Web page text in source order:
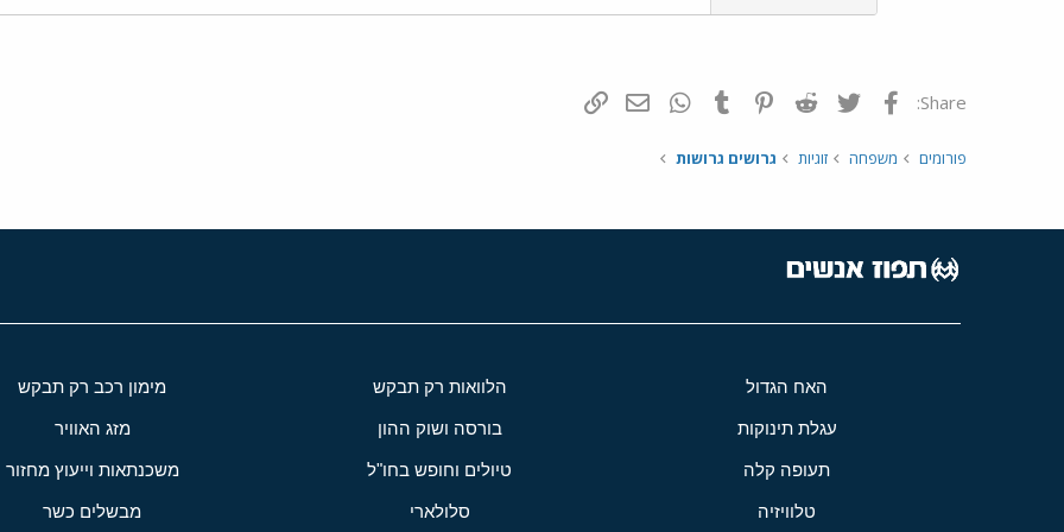
Share: פייסבוק Twitter
Reddit
Pinterest
Tumblr
WhatsAppדואר אלקטרוני
פורומים משפחה זוגיות גרושים גרושות
האח הגדול הלוואות רק תבקש מימון רכב רק תבקש
עגלת תינוקות בורסה ושוק ההון מזג האוויר
תעופה קלה טיולים וחופש בחו"ל משכנתאות וייעוץ מחזור
טלוויזיה סלולארי מבשלים כשר